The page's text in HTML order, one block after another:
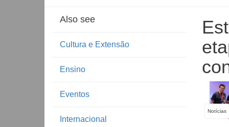
Also see
Cultura e Extensão
Ensino
Eventos
Internacional
Notícias